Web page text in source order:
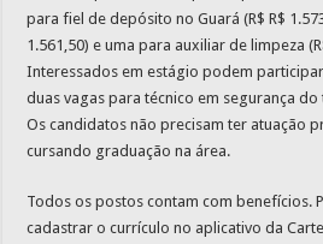
para fiel de depósito no Guará (R$ R$
1.561,50) e uma para auxiliar de limpeza
Interessados em estágio podem
duas vagas para técnico em segurança do
Os candidatos não precisam ter atuação
cursando graduação na área.
Todos os postos contam com benefícios.
cadastrar o currículo no aplicativo da